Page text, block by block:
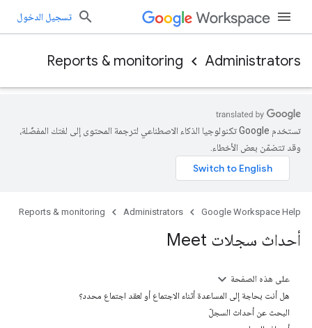
تسجيل الدخول
Administrators
Reports & monitoring
تستخدم Google تكنولوجيا الذكاء الاصطناعي لترجمة المحتوى إلى لغتك المفضّلة،
وقد تتضمّن بعض الأخطاء.
Google Workspace Help
Administrators
Reports & monitoring
أحداث سجلات Meet
على هذه الصفحة
هل أنت بحاجة إلى المساعدة أثناء الاجتماع أو لعقد اجتماع محدد؟
البحث عن أحداث السجلّ